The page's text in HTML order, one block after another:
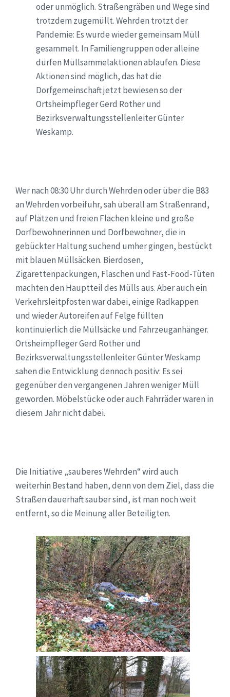
oder unmöglich. Straßengräben und Wege sind
trotzdem zugemüllt. Wehrden trotzt der
Pandemie: Es wurde wieder gemeinsam Müll
gesammelt. In Familiengruppen oder alleine
dürfen Müllsammelaktionen ablaufen. Diese
Aktionen sind möglich, das hat die
Dorfgemeinschaft jetzt bewiesen so der
Ortsheimpfleger Gerd Rother und
Bezirksverwaltungsstellenleiter Günter
Weskamp.
Wer nach 08:30 Uhr durch Wehrden oder über die B83
an Wehrden vorbeifuhr, sah überall am Straßenrand,
auf Plätzen und freien Flächen kleine und große
Dorfbewohnerinnen und Dorfbewohner, die in
gebückter Haltung suchend umher gingen, bestückt
mit blauen Müllsäcken. Bierdosen,
Zigarettenpackungen, Flaschen und Fast-Food-Tüten
machten den Hauptteil des Mülls aus. Aber auch ein
Verkehrsleitpfosten war dabei, einige Radkappen
und wieder Autoreifen auf Felge füllten
kontinuierlich die Müllsäcke und Fahrzeuganhänger.
Ortsheimpfleger Gerd Rother und
Bezirksverwaltungsstellenleiter Günter Weskamp
sahen die Entwicklung dennoch positiv: Es sei
gegenüber den vergangenen Jahren weniger Müll
geworden. Möbelstücke oder auch Fahrräder waren in
diesem Jahr nicht dabei.
Die Initiative „sauberes Wehrden“ wird auch
weiterhin Bestand haben, denn von dem Ziel, dass die
Straßen dauerhaft sauber sind, ist man noch weit
entfernt, so die Meinung aller Beteiligten.